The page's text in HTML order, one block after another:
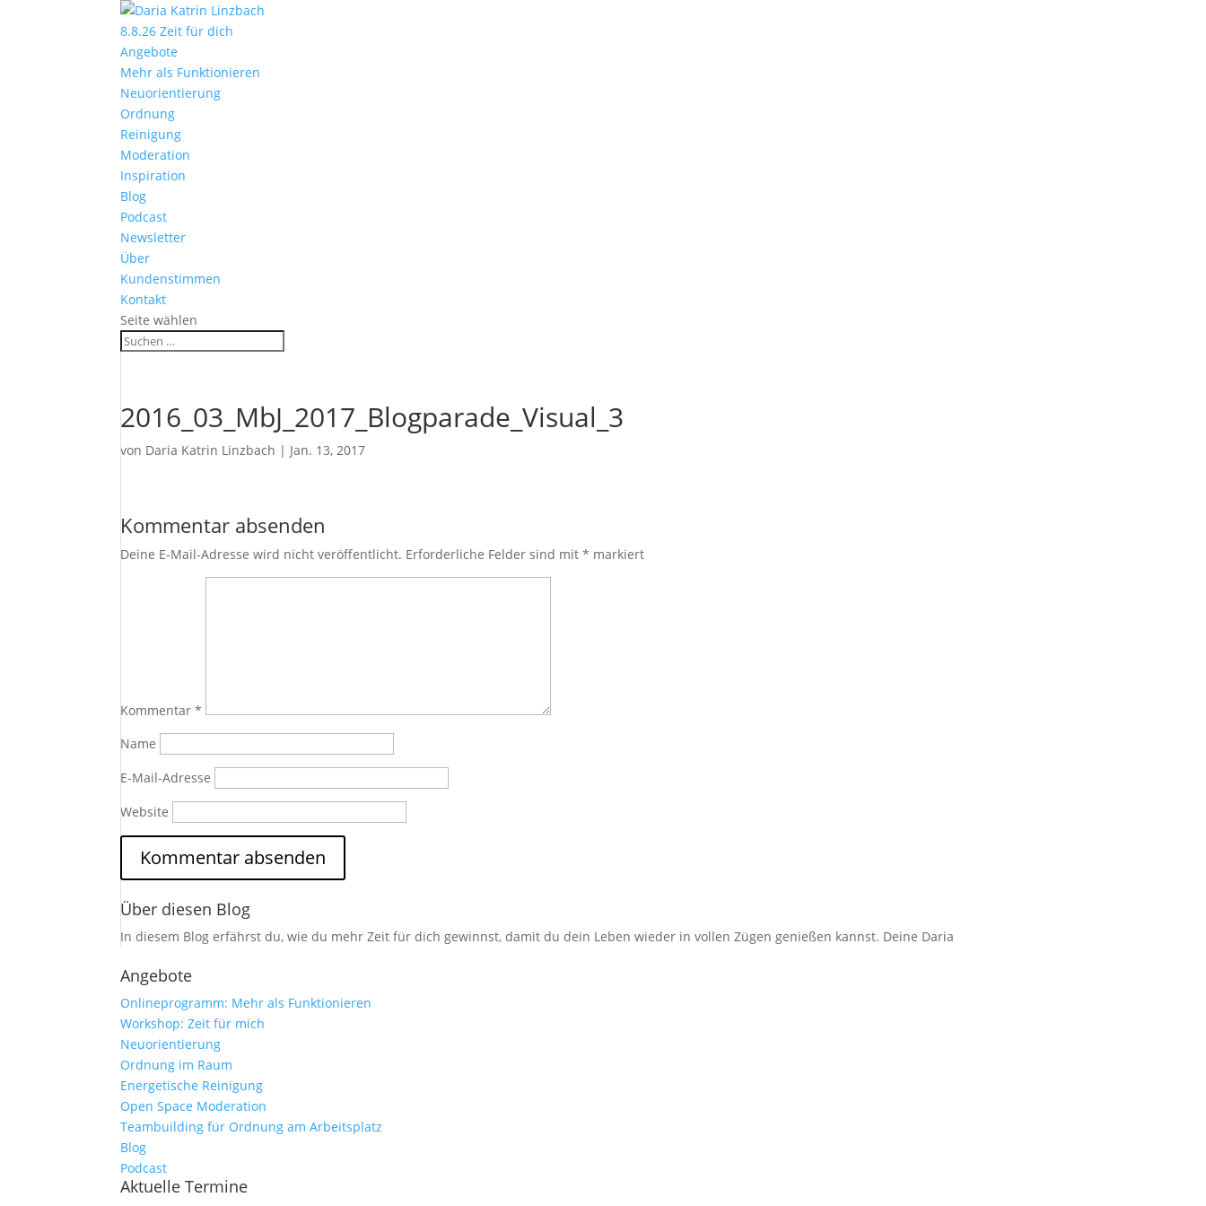
8.8.26 Zeit für dich
Angebote
Mehr als Funktionieren
Neuorientierung
Ordnung
Reinigung
Moderation
Inspiration
Blog
Podcast
Newsletter
Über
Kundenstimmen
Kontakt
Seite wählen
2016_03_MbJ_2017_Blogparade_Visual_3
von Daria Katrin Linzbach | Jan. 13, 2017
Kommentar absenden
Deine E-Mail-Adresse wird nicht veröffentlicht. Erforderliche Felder sind mit* markiert
Kommentar*
Name
E-Mail-Adresse
Website
Über diesen Blog
In diesem Blog erfährst du, wie du mehr Zeit für dich gewinnst, damit du dein Leben wieder in vollen Zügen genießen kannst. Deine Daria
Angebote
Onlineprogramm: Mehr als Funktionieren
Workshop: Zeit für mich
Neuorientierung
Ordnung im Raum
Energetische Reinigung
Open Space Moderation
Teambuilding für Ordnung am Arbeitsplatz
Blog
Podcast
Aktuelle Termine